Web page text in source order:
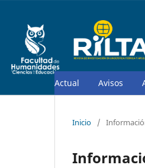
Actual Avisos
Inicio /